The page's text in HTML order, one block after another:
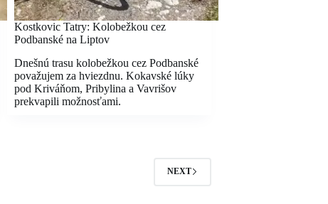
Kostkovic Tatry: Kolobežkou cez
Podbanské na Liptov
Dnešnú trasu kolobežkou cez Podbanské
považujem za hviezdnu. Kokavské lúky
pod Kriváňom, Pribylina a Vavrišov
prekvapili možnosťami.
NEXT